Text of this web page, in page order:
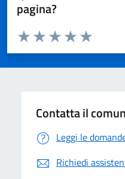
pagina?
Domanda
Valuta da 1 a 5 stelle la pagina
Valuta 5
Valuta 4 stelle
Valuta 3 stelle su 5
Valuta 2 stelle su 5
Valuta 1 stelle su 5
Contatta il
Leggi le
Richiedi